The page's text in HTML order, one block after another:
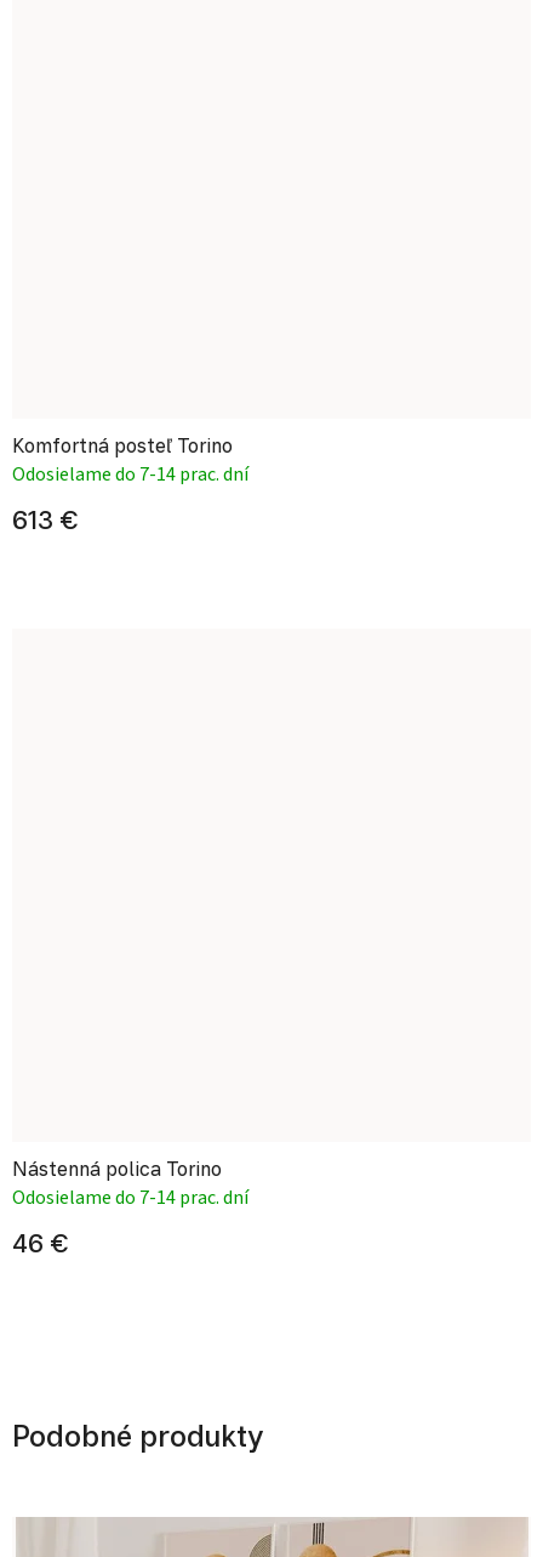
Komfortná posteľ Torino
Odosielame do 7-14 prac. dní
613 €
Nástenná polica Torino
Odosielame do 7-14 prac. dní
46 €
Podobné produkty